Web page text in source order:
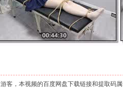
游客，本视频的百度网盘下载链接和提取码